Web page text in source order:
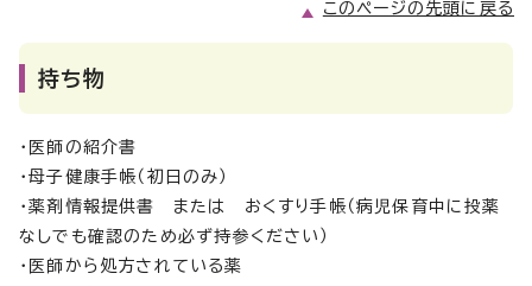
このページの先頭に戻る
持ち物
・医師の紹介書
・母子健康手帳（初日のみ）
・薬剤情報提供書 または おくすり手帳（病児保育中に投薬
なしでも確認のため必ず持参ください）
・医師から処方されている薬